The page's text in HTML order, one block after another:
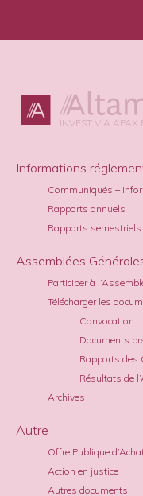
INVEST VIA APAX
Informations
Communiqués –
Rapports annuels
Rapports semestriels
Assemblées
Participer à
Télécharger les
Convocation
Documents
Rapports des
Résultats de
Archives
Autre
Offre Publique
Action en justice
Autres documents